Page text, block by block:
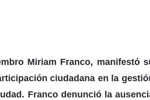
Miriam Franco, manifestó
ciudadana en la
Franco denunció la